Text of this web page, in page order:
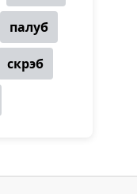
палуб
скрэб